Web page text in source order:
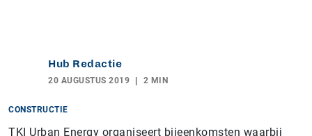
Hub Redactie
20 AUGUSTUS 2019 2 MIN
CONSTRUCTIE
TKI Urban Energy organiseert bijeenkomsten waarbij